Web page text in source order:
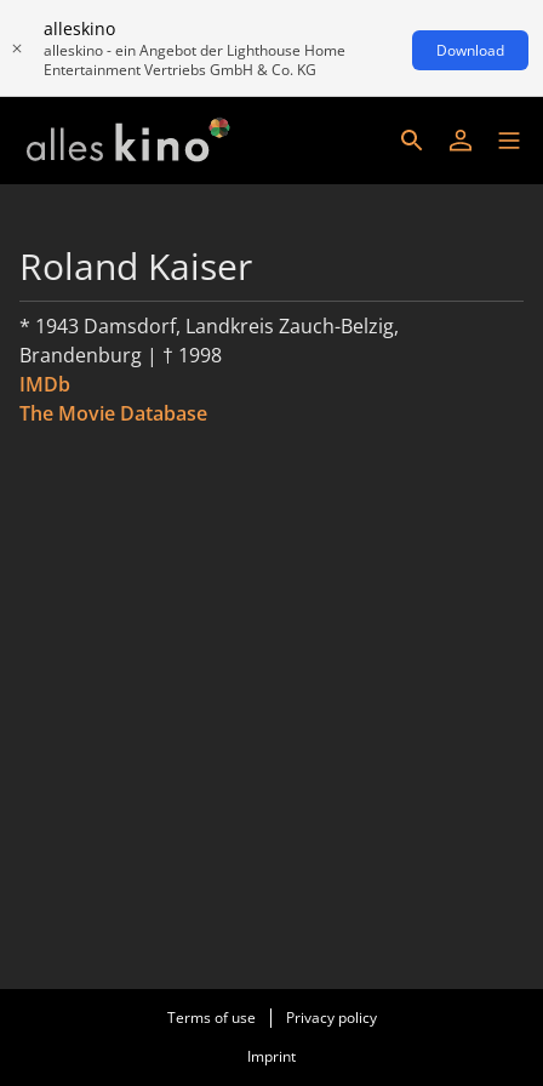
alleskino
alleskino - ein Angebot der Lighthouse Home
Entertainment Vertriebs GmbH & Co. KG
Download
Roland Kaiser
* 1943 Damsdorf, Landkreis Zauch-Belzig,
Brandenburg | † 1998
IMDb
The Movie Database
Terms of use
Privacy policy
Imprint